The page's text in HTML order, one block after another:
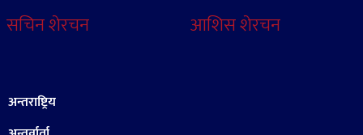
सचिन शेरचन आशिस शेरचन
अन्तराष्ट्रिय